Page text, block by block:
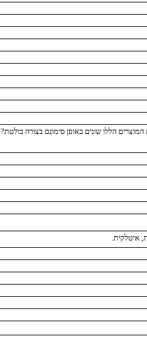
הללו שונים באופן סימונם בצורה בולטת?
איטלקית.